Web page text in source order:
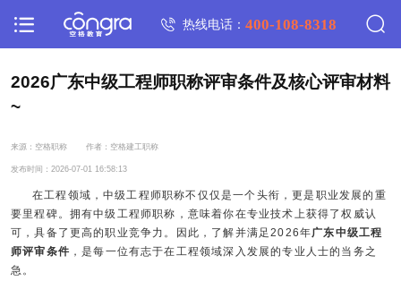
热线电话：400-108-8318
2026广东中级工程师职称评审条件及核心评审材料
~
来源：空格职称 作者：空格建工职称
发布时间：2026-07-01 16:58:13
在工程领域，中级工程师职称不仅仅是一个头衔，更是职业发展的重
要里程碑。拥有中级工程师职称，意味着你在专业技术上获得了权威认
可，具备了更高的职业竞争力。因此，了解并满足2026年广东中级工程
师评审条件 ，是每一位有志于在工程领域深入发展的专业人士的当务之
急。